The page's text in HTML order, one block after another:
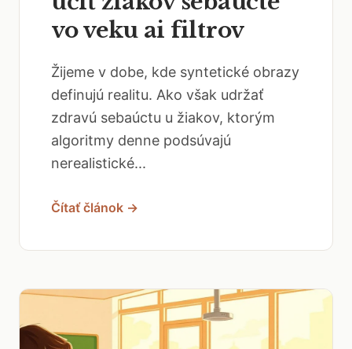
vo veku ai filtrov
Žijeme v dobe, kde syntetické obrazy
definujú realitu. Ako však udržať
zdravú sebaúctu u žiakov, ktorým
algoritmy denne podsúvajú
nerealistické...
Čítať článok →